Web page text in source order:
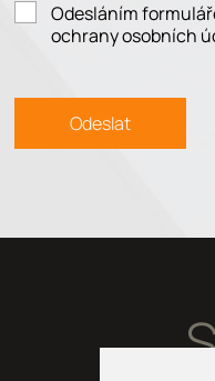
Odesláním
ochrany osobních